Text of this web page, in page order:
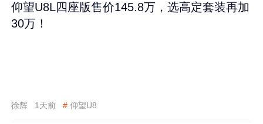
仰望U8L四座版售价145.8万，选高定套装再加
30万！
徐辉 1天前 # 仰望U8